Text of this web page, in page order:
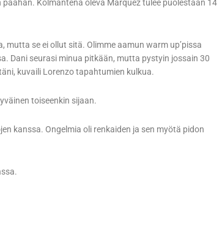
Kolmantena oleva Marquez tulee puolestaan 14
se ei ollut sitä. Olimme aamun warm up’pissa
Dani seurasi minua pitkään, mutta pystyin jossain 30
kuvaili Lorenzo tapahtumien kulkua.
toiseenkin sijaan.
kanssa. Ongelmia oli renkaiden ja sen myötä pidon